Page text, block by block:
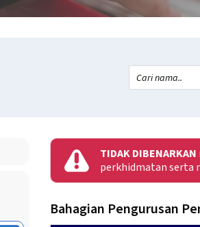
TIDAK DIBENARKAN
perkhidmatan serta
Bahagian Pengurusan